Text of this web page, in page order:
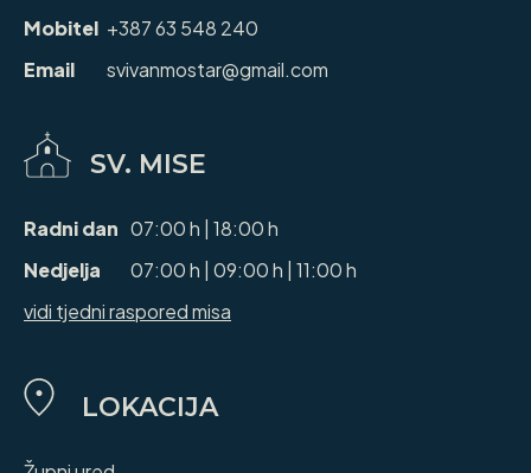
Mobitel +387 63 548 240
Email
svivanmostar@gmail.com
SV. MISE
Radni dan 07:00 h | 18:00 h
Nedjelja
07:00 h | 09:00 h | 11:00 h
vidi tjedni raspored misa
LOKACIJA